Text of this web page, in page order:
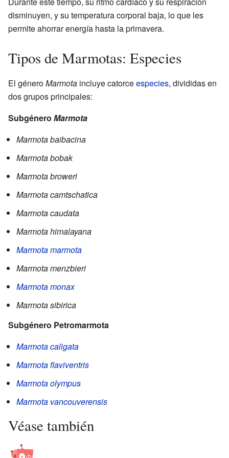
disminuyen, y su temperatura corporal baja, lo que les
permite ahorrar energía hasta la primavera.
Tipos de Marmotas: Especies
El géneroMarmota incluye catorceespecies, divididas en
dos grupos principales:
Subgénero Marmota
Marmota baibacina
Marmota bobak
Marmota broweri
Marmota camtschatica
Marmota caudata
Marmota himalayana
Marmota marmota
Marmota menzbieri
Marmota monax
Marmota sibirica
Subgénero Petromarmota
Marmota caligata
Marmota flaviventris
Marmota olympus
Marmota vancouverensis
Véase también